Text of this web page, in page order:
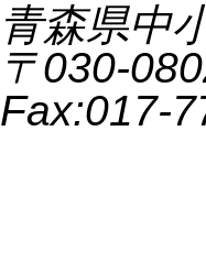
青森県中
〒030-
Fax:017-